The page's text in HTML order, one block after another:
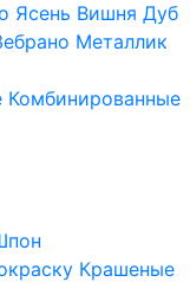
Ясень Вишня Дуб
Металлик
Комбинированные
Крашеные